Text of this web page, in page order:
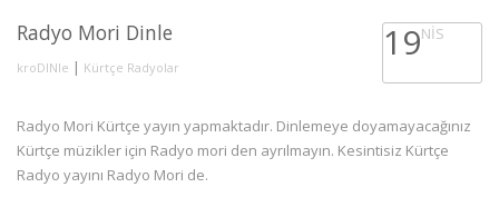
Radyo Mori Dinle
kroDINle | Kürtçe Radyolar
19NIS
Radyo Mori Kürtçe yayın yapmaktadır. Dinlemeye doyamayacağınız
Kürtçe müzikler için Radyo mori den ayrılmayın. Kesintisiz Kürtçe
Radyo yayını Radyo Mori de.